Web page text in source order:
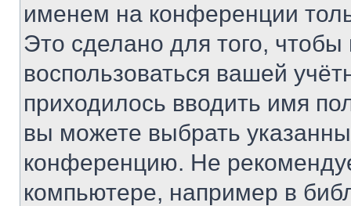
именем на конференции
Это сделано для того, чтобы
воспользоваться вашей
приходилось вводить имя
вы можете выбрать
конференцию. Не
компьютере, например в